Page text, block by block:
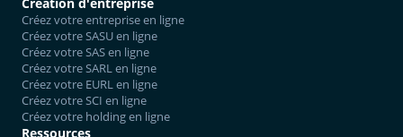
Créez votre entreprise en ligne
Créez votre SASU en ligne
Créez votre SAS en ligne
Créez votre SARL en ligne
Créez votre EURL en ligne
Créez votre SCI en ligne
Créez votre holding en ligne
Ressources